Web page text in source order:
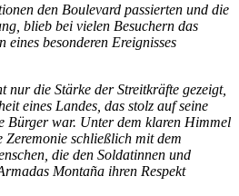
den Boulevard passierten und die
blieb bei vielen Besuchern das
eines besonderen Ereignisses
nur die Stärke der Streitkräfte gezeigt,
eines Landes, das stolz auf seine
Bürger war. Unter dem klaren Himmel
Zeremonie schließlich mit dem
die den Soldatinnen und
Montaña ihren Respekt